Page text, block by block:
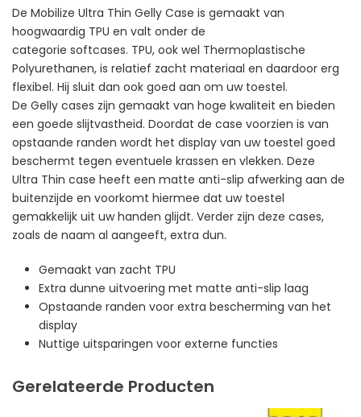
De Mobilize Ultra Thin Gelly Case is gemaakt van
hoogwaardig TPU en valt onder de
categorie softcases. TPU, ook wel Thermoplastische
Polyurethanen, is relatief zacht materiaal en daardoor erg
flexibel. Hij sluit dan ook goed aan om uw toestel.
De Gelly cases zijn gemaakt van hoge kwaliteit en bieden
een goede slijtvastheid. Doordat de case voorzien is van
opstaande randen wordt het display van uw toestel goed
beschermt tegen eventuele krassen en vlekken. Deze
Ultra Thin case heeft een matte anti-slip afwerking aan de
buitenzijde en voorkomt hiermee dat uw toestel
gemakkelijk uit uw handen glijdt. Verder zijn deze cases,
zoals de naam al aangeeft, extra dun.
Gemaakt van zacht TPU
Extra dunne uitvoering met matte anti-slip laag
Opstaande randen voor extra bescherming van het
display
Nuttige uitsparingen voor externe functies
Gerelateerde Producten